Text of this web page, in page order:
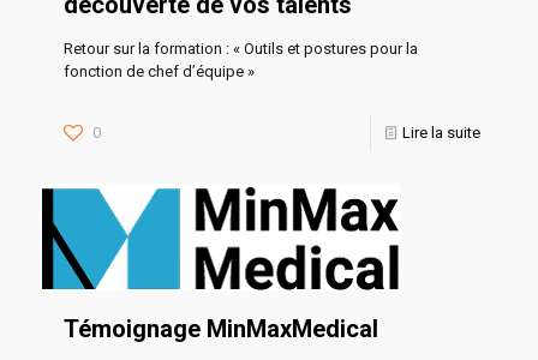
Retour sur la formation : « Outils et postures pour la
fonction de chef d’équipe »
0 Lire la suite
Témoignage MinMaxMedical